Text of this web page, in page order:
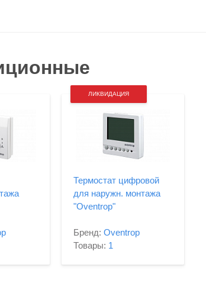
ЛИКВИДАЦИЯ
Термостат цифровой
для наружн. монтажа
"Oventrop"
Бренд:Oventrop
Товары: 1